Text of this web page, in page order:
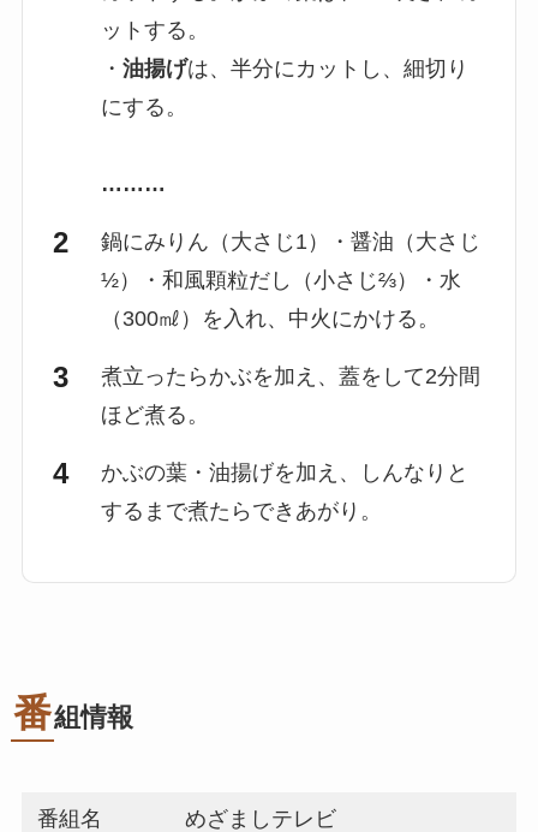
ットする。
・ 油揚げは、半分にカットし、細切り
にする。
………
鍋にみりん（大さじ1）・醤油（大さじ
½）・和風顆粒だし（小さじ⅔）・水
（300㎖）を入れ、中火にかける。
煮立ったらかぶを加え、蓋をして2分間
ほど煮る。
かぶの葉・油揚げを加え、しんなりと
するまで煮たらできあがり。
番組情報
番組名 めざましテレビ